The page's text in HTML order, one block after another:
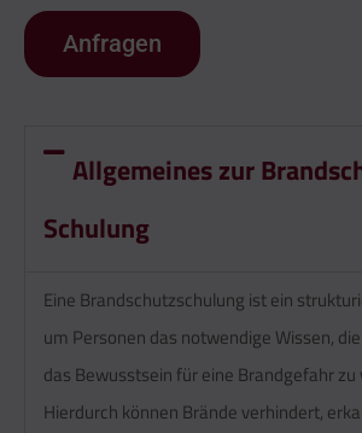
Anfragen
Allgemeines zur
Schulung
Eine Brandschutzschulung ist ein
um Personen das notwendige Wissen,
das Bewusstsein für eine Brandgefahr
Hierdurch können Brände verhindert,